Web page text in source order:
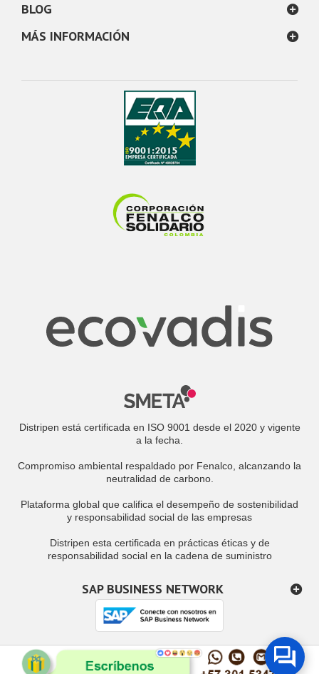
BLOG
MÁS INFORMACIÓN
Distripen está certificada en ISO 9001 desde el 2020 y vigente
a la fecha.
Compromiso ambiental respaldado por Fenalco, alcanzando la
neutralidad de carbono.
Plataforma global que califica el desempeño de sostenibilidad
y responsabilidad social de las empresas
Distripen esta certificada en prácticas éticas y de
responsabilidad social en la cadena de suministro
SAP BUSINESS NETWORK